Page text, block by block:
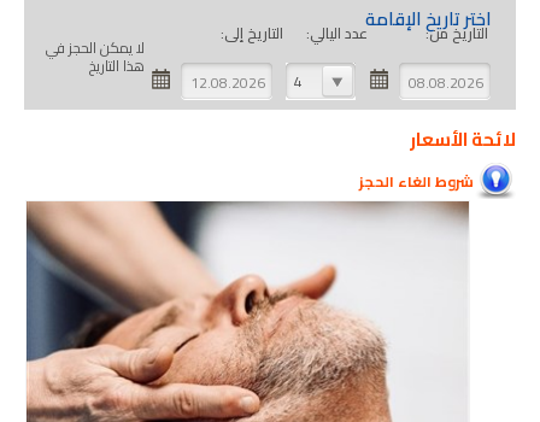
اختر تاريخ الإقامة
التاريخ من:
عدد اليالي:
4
التاريخ إلى:
لا يمكن الحجز في
هذا التاريخ
لائحة الأسعار
شروط الغاء الحجز